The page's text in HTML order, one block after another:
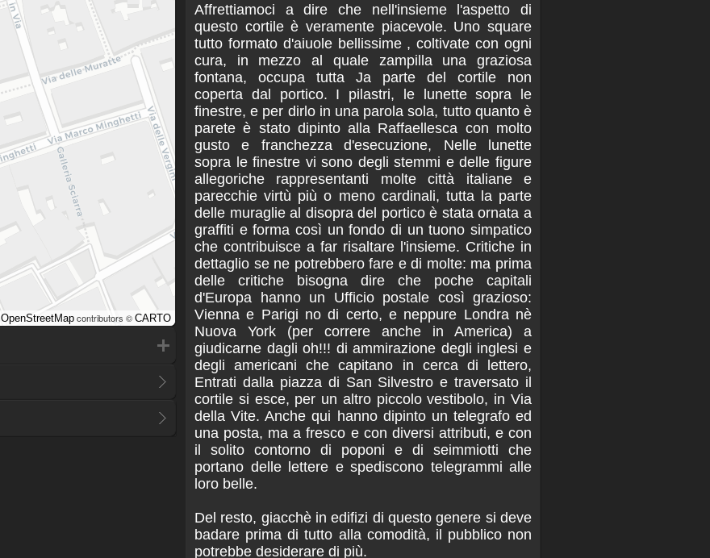
OpenStreetMap contributors © CARTO
Affrettiamoci a dire che nell'insieme l'aspetto di
questo cortile è veramente piacevole. Uno square
tutto formato d'aiuole bellissime , coltivate con ogni
cura, in mezzo al quale zampilla una graziosa
fontana, occupa tutta Ja parte del cortile non
coperta dal portico. I pilastri, le lunette sopra le
finestre, e per dirlo in una parola sola, tutto quanto è
parete è stato dipinto alla Raffaellesca con molto
gusto e franchezza d'esecuzione, Nelle lunette
sopra le finestre vi sono degli stemmi e delle figure
allegoriche rappresentanti molte città italiane e
parecchie virtù più o meno cardinali, tutta la parte
delle muraglie al disopra del portico è stata ornata a
graffiti e forma così un fondo di un tuono simpatico
che contribuisce a far risaltare l'insieme. Critiche in
dettaglio se ne potrebbero fare e di molte: ma prima
delle critiche bisogna dire che poche capitali
d'Europa hanno un Ufficio postale così grazioso:
Vienna e Parigi no di certo, e neppure Londra nè
Nuova York (per correre anche in America) a
giudicarne dagli oh!!! di ammirazione degli inglesi e
degli americani che capitano in cerca di lettero,
Entrati dalla piazza di San Silvestro e traversato il
cortile si esce, per un altro piccolo vestibolo, in Via
della Vite. Anche qui hanno dipinto un telegrafo ed
una posta, ma a fresco e con diversi attributi, e con
il solito contorno di poponi e di seimmiotti che
portano delle lettere e spediscono telegrammi alle
loro belle.
Del resto, giacchè in edifizi di questo genere si deve
badare prima di tutto alla comodità, il pubblico non
potrebbe desiderare di più.